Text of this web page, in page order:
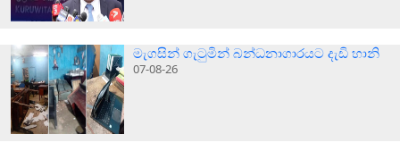
මැගසින් ගැටුමින් බන්ධනාගාරයට දැඩි හානි
07-08-26